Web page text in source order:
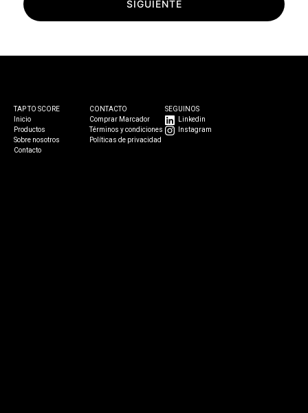
SIGUIENTE
TAP TO SCORE
Inicio
Productos
Sobre nosotros
Contacto
CONTACTO
Comprar Marcador
Términos y condiciones
Políticas de privacidad
SEGUINOS
Linkedin
Instagram